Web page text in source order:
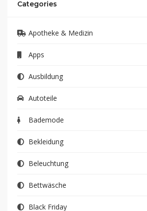
Categories
Apotheke & Medizin
Apps
Ausbildung
Autoteile
Bademode
Bekleidung
Beleuchtung
Bettwäsche
Black Friday